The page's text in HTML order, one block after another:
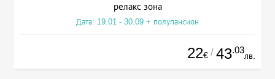
релакс зона
Дата: 19.01 - 30.09 + полупансион
22€ / 43.03
лв.